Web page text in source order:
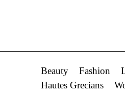
Beauty Fashion
Hautes Grecians